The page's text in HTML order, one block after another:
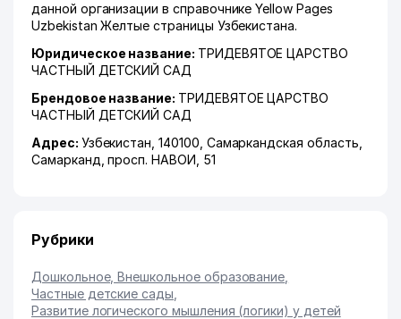
данной организации в справочнике Yellow Pages
Uzbekistan Желтые страницы Узбекистана.
Юридическое название: ТРИДЕВЯТОЕ ЦАРСТВО
ЧАСТНЫЙ ДЕТСКИЙ САД
Брендовое название: ТРИДЕВЯТОЕ ЦАРСТВО
ЧАСТНЫЙ ДЕТСКИЙ САД
Адрес: Узбекистан, 140100, Самаркандская область
Самарканд ,просп. НАВОИ , 51
Рубрики
Дошкольное, Внешкольное образование
Частные детские сады
Развитие логического мышления (логики) у детей